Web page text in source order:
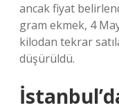
ancak fiyat
gram ekmek, 4
kilodan tekrar
düşürüldü.